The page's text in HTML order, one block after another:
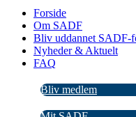
Forside
Om SADF
Bliv uddannet SADF-
Nyheder & Aktuelt
FAQ
Bliv medlem